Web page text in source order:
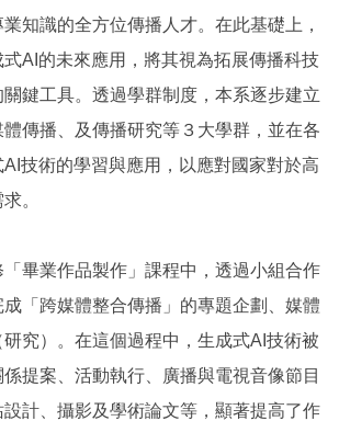
知識的全方位傳播人才。在此基礎上，
AI的未來應用，將其視為拓展傳播科技
鍵工具。透過學群制度，本系逐步建立
傳播、及傳播研究等３大學群，並在各
技術的學習與應用，以應對國家對於高
。
畢業作品製作」課程中，透過小組合作
「跨媒體整合傳播」的專題企劃、媒體
究）。在這個過程中，生成式AI技術被
提案、活動執行、廣播與電視音像節目
計、攝影及學術論文等，顯著提高了作